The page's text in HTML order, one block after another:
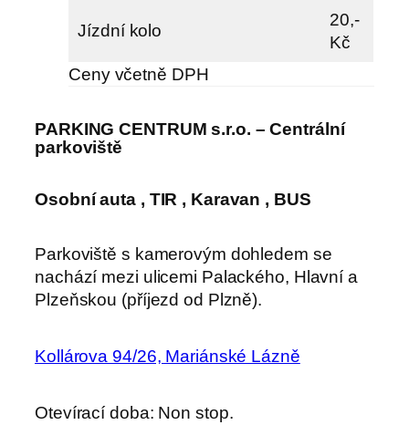
Jízdní kolo
20,-
Kč
Ceny včetně DPH
PARKING CENTRUM s.r.o. – Centrální
parkoviště
Osobní auta , TIR , Karavan , BUS
Parkoviště s kamerovým dohledem se
nachází mezi ulicemi Palackého, Hlavní a
Plzeňskou (příjezd od Plzně).
Kollárova 94/26, Mariánské Lázně
Otevírací doba: Non stop.